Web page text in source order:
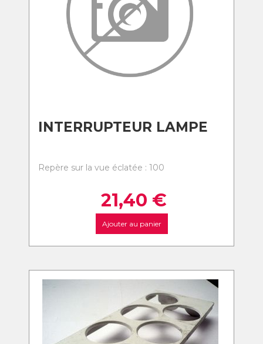
INTERRUPTEUR LAMPE
Repère sur la vue éclatée : 100
21,40 €
Ajouter au panier